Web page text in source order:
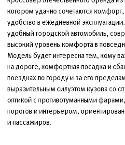
котором удачно сочетаются
удобство в ежедневной
удобный городской автомобиль,
высокий уровень комфорта в
Модель будет интересна тем, кому
на дороге, комфортная посадка и
поездках по городу и за его
выразительным силуэтом кузова со
оптикой с противотуманными
порогов и интерьером,
и пассажиров.